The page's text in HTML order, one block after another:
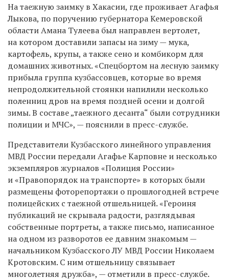
На таежную заимку в Хакасии, где проживает Агафья
Лыкова, по поручению губернатора Кемеровской
области Амана Тулеева был направлен вертолет,
на котором доставили запасы на зиму — мука,
картофель, крупы, а также сено и комбикорм для
домашних животных. «Спецбортом на лесную заимку
прибыла группа кузбассовцев, которые во время
непродолжительной стоянки напилили несколько
поленниц дров на время поздней осени и долгой
зимы. В составе „таежного десанта“ были сотрудники
полиции и МЧС», — пояснили в пресс-службе.
Представители Кузбасского линейного управления
МВД России передали Агафье Карповне и несколько
экземпляров журналов «Полиция России»
и «Правопорядок на транспорте» в которых были
размещены фоторепортажи о прошлогодней встрече
полицейских с таежной отшельницей. «Героиня
публикаций не скрывала радости, разглядывая
собственные портреты, а также письмо, написанное
на одном из разворотов ее давним знакомым —
начальником Кузбасского ЛУ МВД России Николаем
Кротовским. С ним отшельницу связывает
многолетняя дружба», — отметили в пресс-службе.